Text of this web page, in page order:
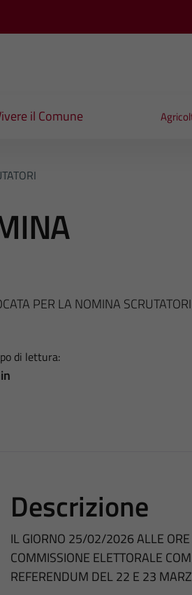
il Comune
PER LA NOMINA SCRUTATORI
di lettura:
Descrizione
IL GIORNO 25/02/2026 ALLE
COMMISSIONE ELETTORALE
REFERENDUM DEL 22 E 23